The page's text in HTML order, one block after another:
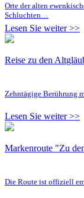
Orte der alten
Schluchten…
Lesen Sie weiter >>
Reise zu den
Zehntägige Berührung
Lesen Sie weiter >>
Markenroute "Zu
Die Route ist offiziell